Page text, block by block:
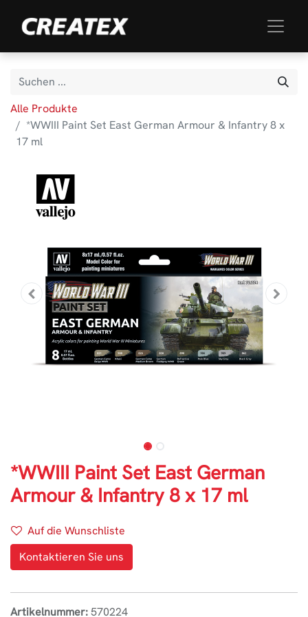
Alle Produkte
*WWIII Paint Set East German Armour & Infantry 8 x
17 ml
*WWIII Paint Set East German
Armour & Infantry 8 x 17 ml
Auf die Wunschliste
Kontaktieren Sie uns
Artikelnummer:570224